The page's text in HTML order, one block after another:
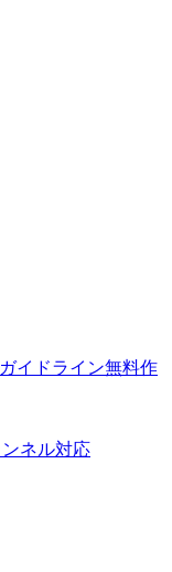
イドライン無料作
ネル対応